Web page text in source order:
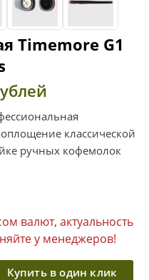
Timemore G1
классической
ручных кофемолок
валют, актуальность
у менеджеров!
Купить в один клик